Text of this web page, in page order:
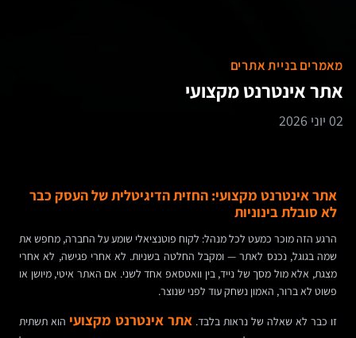
מאמרים בניית אתרים
אתר אינטרנט מקצועי
02 יוני 2026
אתר אינטרנט מקצועי: החזית הדיגיטלית של העסק כבר
לא סובלת בינוניות
הרגע הזה מוכר כמעט לכל מנהל: לקוח פוטנציאלי שומע על החברה, מחפש את
שמה בגוגל, נכנס לאתר — ומקבל החלטה בשניות. לא אחרי פגישה, לא אחרי
מצגת, אלא מול מסך של נייד, בין וואטסאפ אחד לשני. אם האתר איטי, מיושן או
פשוט לא ברור, האמון נשחק עוד לפני שנוצר.
זו כבר לא שאלה של נראות בלבד. אתר אינטרנט מקצועי הוא תשתית